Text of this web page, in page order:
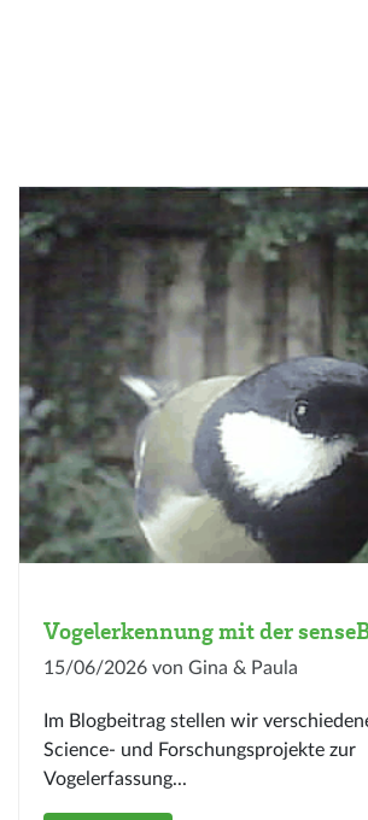
Vogelerkennung mit der
15/06/2026 von Gina & Paula
Im Blogbeitrag stellen wir
Science- und Forschungsprojekte zur
Vogelerfassung...